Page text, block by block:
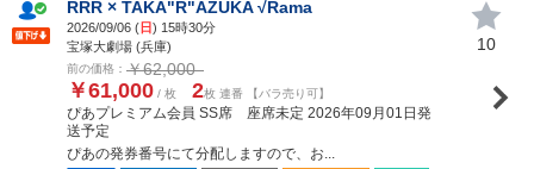
RRR × TAKA"R"AZUKA √Rama
2026/09/06 (日) 15時30分
宝塚大劇場 (兵庫)
前の価格： ￥62,000
￥61,000 / 枚 2枚 連番 【バラ売り可】
ぴあプレミアム会員 SS席 座席未定 2026年09月01日発
送予定
ぴあの発券番号にて分配しますので、お...
10